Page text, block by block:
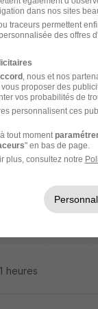
heures
des premiers à
de
de la
heures
dans nos sites
traceurs permettent
des offres
, nous et nos
proposer des
vos probabilités de
personnalisent ces
tout moment
" en bas de page.
plus, consultez notre